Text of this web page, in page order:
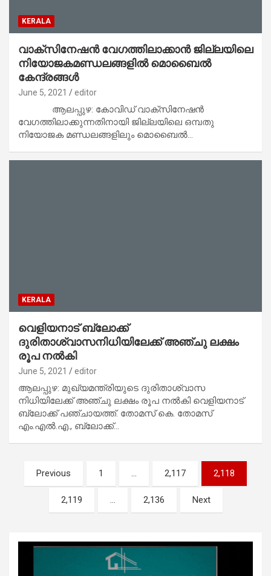
KERALA
വാക്‌സിനേഷൻ വേഗത്തിലാക്കാൻ ജില്ലയിലെ
നിയോജകമണ്ഡലങ്ങളിൽ മൊബൈൽ
കേന്ദ്രങ്ങൾ
June 5, 2021 editor
ആലപ്പുഴ: കോവിഡ് വാക്‌സിനേഷൻ
വേഗത്തിലാക്കുന്നതിനായി ജില്ലയിലെ ഒമ്പതു
നിയോജക മണ്ഡലങ്ങളിലും മൊബൈൽ…
KERALA
വെളിയനാട് ബ്ലോക്ക്
ദുരിതാശ്വാസനിധിയിലേക്ക് അഞ്ചു ലക്ഷം
രൂപ നൽകി
June 5, 2021 editor
ആലപ്പുഴ: മുഖ്യമന്ത്രിയുടെ ദുരിതാശ്വാസ
നിധിയിലേക്ക് അഞ്ചു ലക്ഷം രൂപ നൽകി വെളിയനാട്
ബ്ലോക്ക് പഞ്ചായത്ത്. തോമസ് കെ. തോമസ്
എം.എൽ.എ., ബ്ലോക്ക്…
Posts
pagination
Previous 1 … 2,117 2,118
2,119 … 2,136 Next